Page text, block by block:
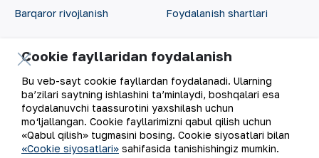
Barqaror rivojlanish
Matbout xizmati
Karyera
Raqamli hukumat
Foydalanish shartlari
foydalanish
Ochiq ma'lumotlar
RSS feed
Cookie fayllaridan foydalanish
Bu veb-sayt cookie fayllardan foydalanadi. Ularning
ba’zilari saytning ishlashini ta’minlaydi, boshqalari esa
foydalanuvchi taassurotini yaxshilash uchun
mo‘ljallangan. Cookie fayllarimizni qabul qilish uchun
«Qabul qilish» tugmasini bosing. Cookie siyosatlari bilan
«Cookie siyosatlari» sahifasida tanishishingiz mumkin.